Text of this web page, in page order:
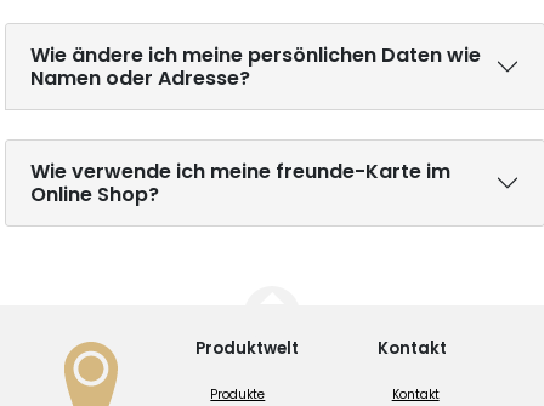
Wie ändere ich meine persönlichen Daten wie
Namen oder Adresse?
Wie verwende ich meine freunde-Karte im
Online Shop?
Produktwelt
Produkte
Kontakt
Kontakt